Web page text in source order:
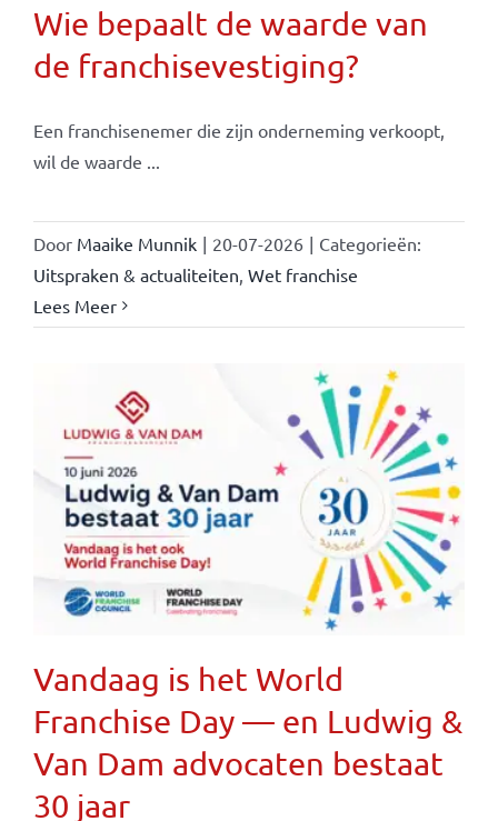
Wie bepaalt de waarde van
de franchisevestiging?
Een franchisenemer die zijn onderneming verkoopt,
wil de waarde ...
Door Maaike Munnik | 20-07-2026 | Categorieën:
Uitspraken & actualiteiten Wet franchise
Lees Meer
Vandaag is het World
Franchise Day — en Ludwig &
Van Dam advocaten bestaat
30 jaar